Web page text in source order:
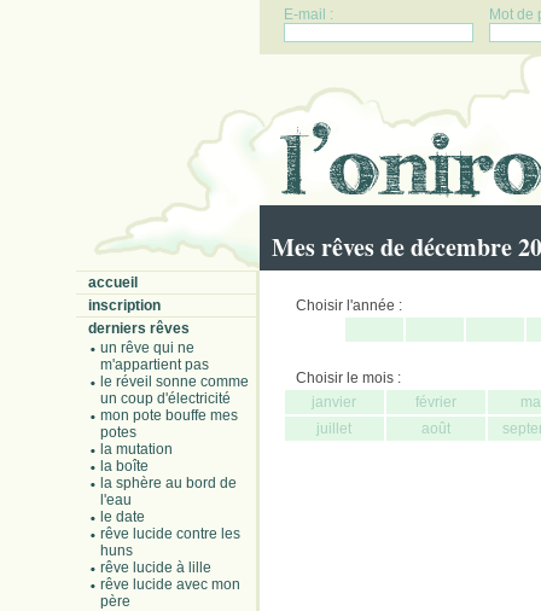
E-mail : Mot de
Mes rêves de décembre
accueil
inscription
derniers rêves
un rêve qui ne
m'appartient pas
le réveil sonne comme
un coup d'électricité
mon pote bouffe mes
potes
la mutation
la boîte
la sphère au bord de
l'eau
le date
rêve lucide contre les
huns
rêve lucide à lille
rêve lucide avec mon
père
Choisir l'année :
Choisir le mois :
janvier
février
juillet
août